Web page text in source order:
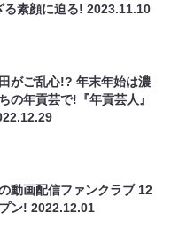
る素顔に迫る!2023.11.10
がご乱心!? 年末年始は濃
の年貢芸で!『年貢芸人』
動画配信ファンクラブ 12
ン!2022.12.01